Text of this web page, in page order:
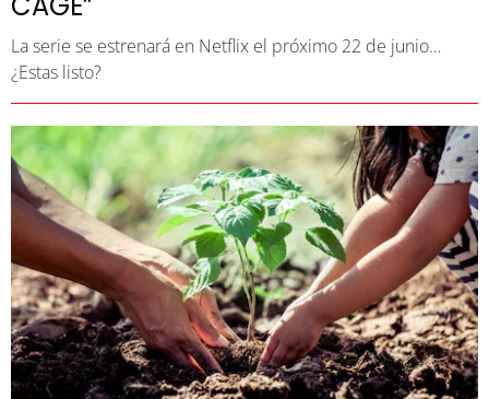
La serie se estrenará en Netflix el próximo 22 de junio…
¿Estas listo?